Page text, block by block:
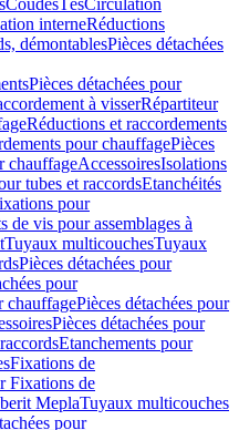
CoudesTésCirculation
interneRéductions
démontablesPièces détachées
Pièces détachées pour
à visserRépartiteur
Réductions et raccordements
pour chauffagePièces
chauffageAccessoiresIsolations
tubes et raccordsEtanchéités
pour
de vis pour assemblages à
Tuyaux multicouchesTuyaux
Pièces détachées pour
pour
chauffagePièces détachées pour
Pièces détachées pour
Etanchements pour
Fixations de
Fixations de
MeplaTuyaux multicouches
pour